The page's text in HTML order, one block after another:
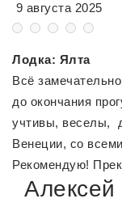
9 августа 2025
Лодка: Ялта
Всё
до окончания
учтивы, веселы,
Венеции, со
Рекомендую!
Алексей